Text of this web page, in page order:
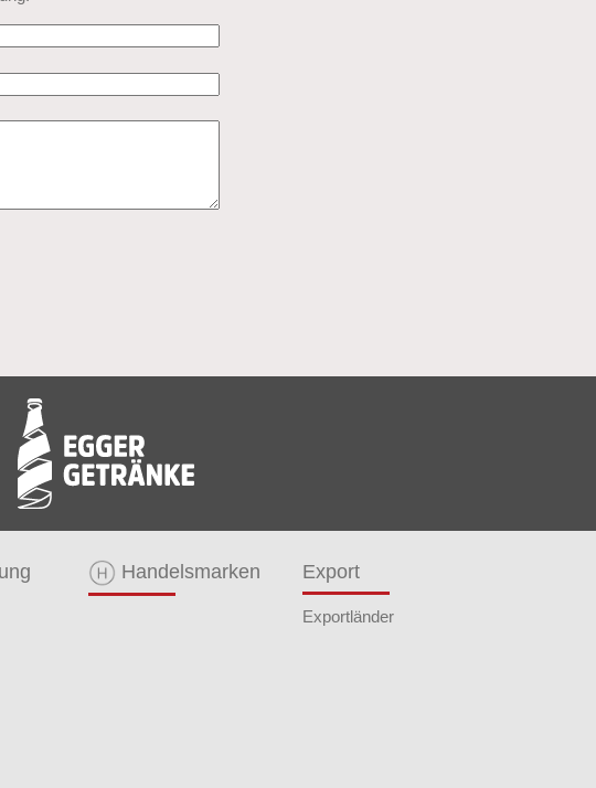
Handelsmarken Export
Exportländer